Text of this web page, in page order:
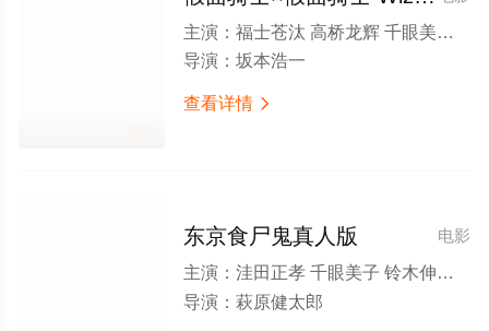
主演： 福士苍汰 高桥龙辉 千眼美子 吉泽亮 真野惠里菜 白石隼也 奥仲麻琴 户塚纯贵 高山侑子 小仓久宽
导演： 坂本浩一
查看详情 
电影
东京食尸鬼真人版
主演： 洼田正孝 千眼美子 铃木伸之 苍井优 大泉洋 佐佐木希 村井国夫 滨野谦太 柳俊太郎 樱田日和 相田翔子
导演： 萩原健太郎